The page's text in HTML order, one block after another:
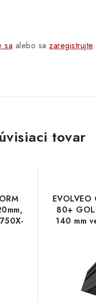
sa alebo sa zaregistrujte.
tovar
80+
140 mm